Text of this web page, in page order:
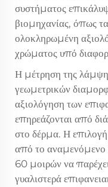
συστήματος
βιομηχανίας, όπως
ολοκληρωμένη
χρώματος υπό
Η μέτρηση της
γεωμετρικών
αξιολόγηση των
επηρεάζονται από
στο δέρμα. Η
από το αναμενόμενο
60 μοιρών να
γυαλιστερά